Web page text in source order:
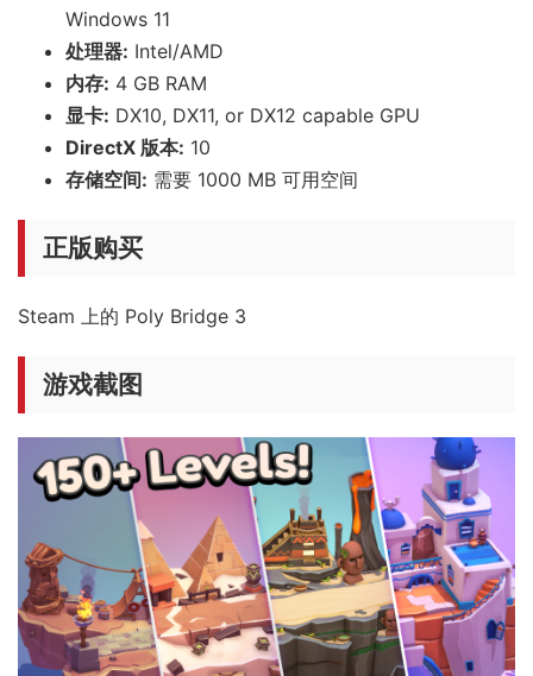
Windows 11
处理器: Intel/AMD
内存: 4 GB RAM
显卡: DX10, DX11, or DX12 capable GPU
DirectX 版本: 10
存储空间: 需要 1000 MB 可用空间
正版购买
Steam 上的 Poly Bridge 3
游戏截图